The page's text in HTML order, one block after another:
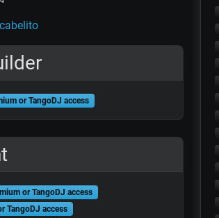
or TangoDJ access
or TangoDJ access
TangoDJ access